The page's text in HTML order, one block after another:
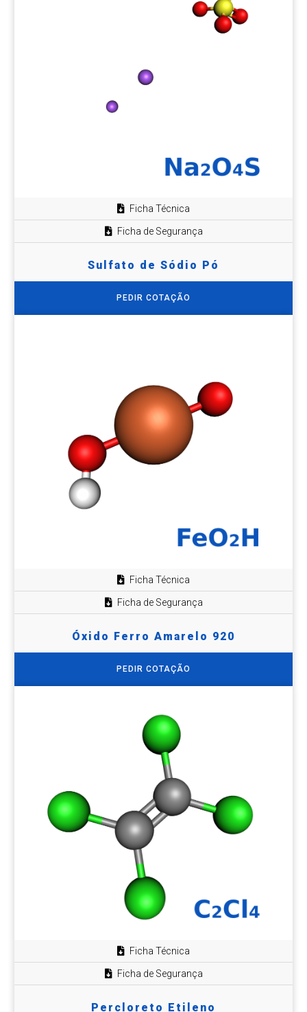
Ficha Técnica
Ficha de Segurança
Sulfato de Sódio Pó
PEDIR COTAÇÃO
Ficha Técnica
Ficha de Segurança
Óxido Ferro Amarelo 920
PEDIR COTAÇÃO
Ficha Técnica
Ficha de Segurança
Percloreto Etileno